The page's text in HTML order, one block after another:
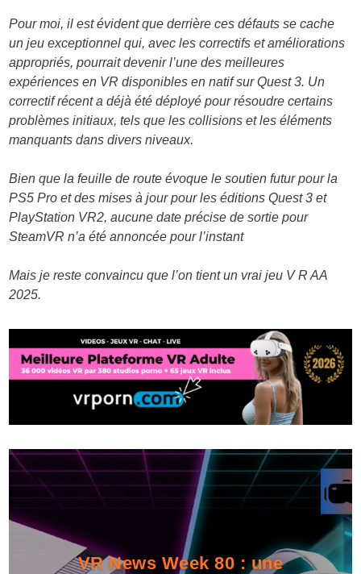
Pour moi, il est évident que derrière ces défauts se cache
un jeu exceptionnel qui, avec les correctifs et améliorations
appropriés, pourrait devenir l’une des meilleures
expériences en VR disponibles en natif sur Quest 3. Un
correctif récent a déjà été déployé pour résoudre certains
problèmes initiaux, tels que les collisions et les éléments
manquants dans divers niveaux.
Bien que la feuille de route évoque le soutien futur pour la
PS5 Pro et des mises à jour pour les éditions Quest 3 et
PlayStation VR2, aucune date précise de sortie pour
SteamVR n’a été annoncée pour l’instant
Mais je reste convaincu que l’on tient un vrai jeu V R AA
2025.
VR News Week 80 : une